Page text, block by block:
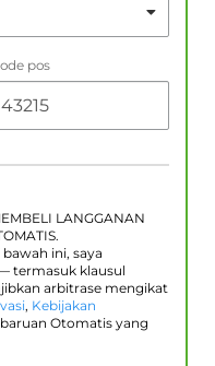
pos
LANGGANAN
ini, saya
termasuk klausul
arbitrase mengikat
, Kebijakan
Otomatis yang